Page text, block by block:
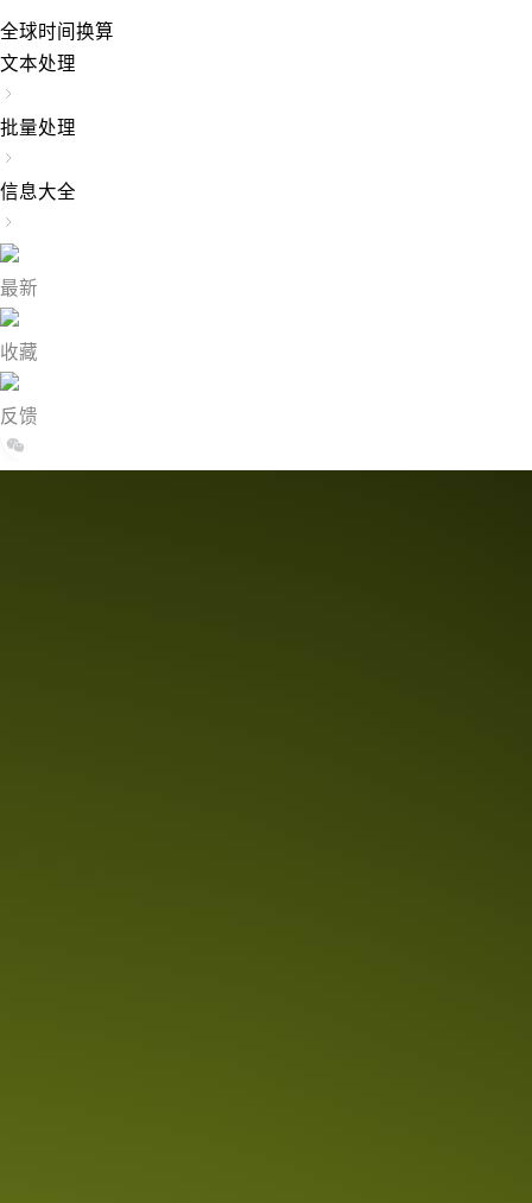
全球时间换算
文本处理
批量处理
信息大全
最新
收藏
反馈